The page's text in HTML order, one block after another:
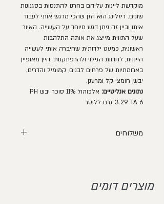
מוקדשת ליינות עליהם בחרנו להתנסות בסגנונות
שונים. ריזלינג הוא הזן שהכי מרגש אותי לעבוד
איתו וביין זה ניתן דגש מיוחד על העשייה. האיור
שעל התווית מייצג את אותה התלהבות
ראשונית, כמעט ילדותית שחיברה אותי לעשייה
הייננית, לחדוות הגילוי ולהרפתקנות. היין מאופיין
בארומתיות של פרחים לבנים, קמומיל והדרים.
יבש, חומצי קל ומרענן.
נתונים אנליטיים:
אלכוהול 11% סוכר יבש PH
3.29 TA 6 גרם לליטר
משלוחים
מוצרים דומים